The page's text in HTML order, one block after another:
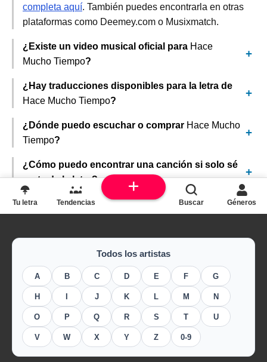
completa aquí. También puedes encontrarla en otras
plataformas como Deemey.com o Musixmatch.
¿Existe un video musical oficial para Hace
Mucho Tiempo?
¿Hay traducciones disponibles para la letra de
Hace Mucho Tiempo?
¿Dónde puedo escuchar o comprar Hace Mucho
Tiempo?
¿Cómo puedo encontrar una canción si solo sé
parte de la letra?
Todos los artistas
A B C D E F G
H J K L M N
O P Q R S T U
V W X Y Z 0-9
Tu letra Tendencias Buscar Géneros